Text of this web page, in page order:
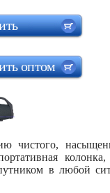
оптом
чистого,
колонка,
в любой